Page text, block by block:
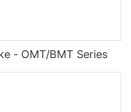
- OMT/BMT Series